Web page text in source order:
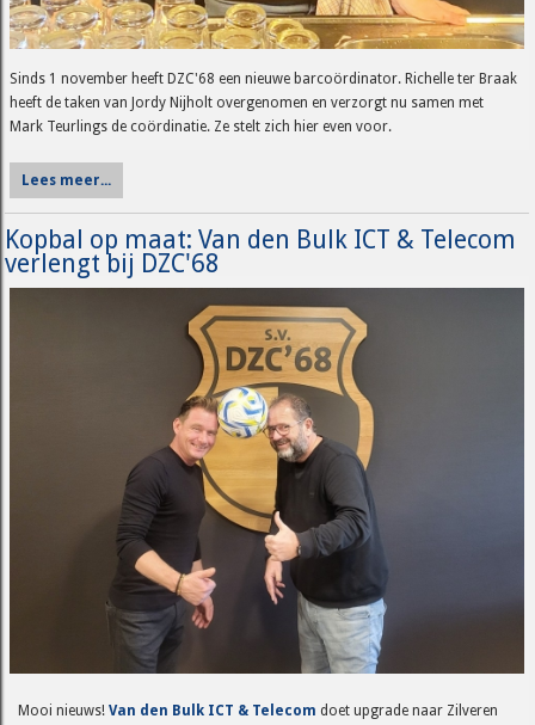
Sinds 1 november heeft DZC'68 een nieuwe barcoördinator. Richelle ter Braak
heeft de taken van Jordy Nijholt overgenomen en verzorgt nu samen met
Mark Teurlings de coördinatie. Ze stelt zich hier even voor.
Lees meer...
Kopbal op maat: Van den Bulk ICT & Telecom
verlengt bij DZC'68
Mooi nieuws! Van den Bulk ICT & Telecom doet upgrade naar Zilveren